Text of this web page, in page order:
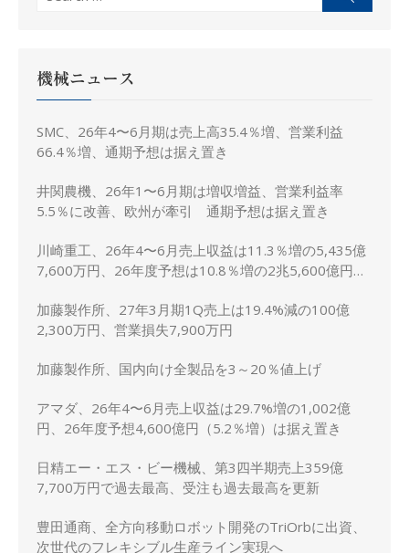
機械ニュース
SMC、26年4〜6月期は売上高35.4％増、営業利益
66.4％増、通期予想は据え置き
井関農機、26年1〜6月期は増収増益、営業利益率
5.5％に改善、欧州が牽引 通期予想は据え置き
川崎重工、26年4〜6月売上収益は11.3％増の5,435億
7,600万円、26年度予想は10.8％増の2兆5,600億円に
加藤製作所、27年3月期1Q売上は19.4%減の100億
2,300万円、営業損失7,900万円
加藤製作所、国内向け全製品を3～20％値上げ
アマダ、26年4〜6月売上収益は29.7%増の1,002億
円、26年度予想4,600億円（5.2％増）は据え置き
日精エー・エス・ビー機械、第3四半期売上359億
7,700万円で過去最高、受注も過去最高を更新
豊田通商、全方向移動ロボット開発のTriOrbに出資、
次世代のフレキシブル生産ライン実現へ